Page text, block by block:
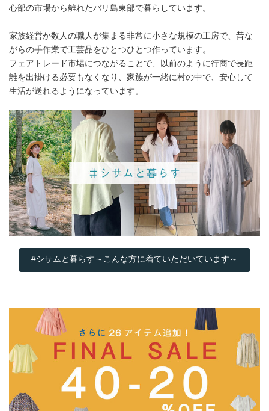
心部の市場から離れたバリ島東部で暮らしています。
家族経営か数人の職人が集まる非常に小さな規模の工房で、昔な
がらの手作業で工芸品をひとつひとつ作っています。
フェアトレード市場につながることで、以前のように行商で長距
離を出掛ける必要もなくなり、家族が一緒に村の中で、安心して
生活が送れるようになっています。
#シサムと暮らす～こんな方に着ていただいています～